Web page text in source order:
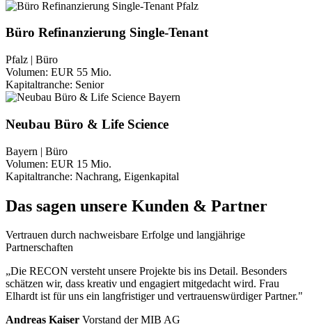
Büro Refinanzierung Single-Tenant
Pfalz | Büro
Volumen: EUR 55 Mio.
Kapitaltranche: Senior
Neubau Büro & Life Science
Bayern | Büro
Volumen: EUR 15 Mio.
Kapitaltranche: Nachrang, Eigenkapital
Das sagen unsere Kunden & Partner
Vertrauen durch nachweisbare Erfolge und langjährige
Partnerschaften
„Die RECON versteht unsere Projekte bis ins Detail. Besonders
schätzen wir, dass kreativ und engagiert mitgedacht wird. Frau
Elhardt ist für uns ein langfristiger und vertrauenswürdiger Partner."
Andreas Kaiser Vorstand der MIB AG